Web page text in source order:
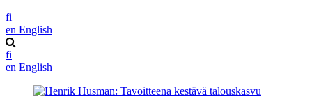
fi
en English
fi
en English